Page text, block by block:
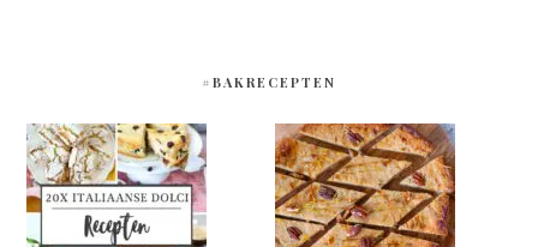
#BAKRECEPTEN